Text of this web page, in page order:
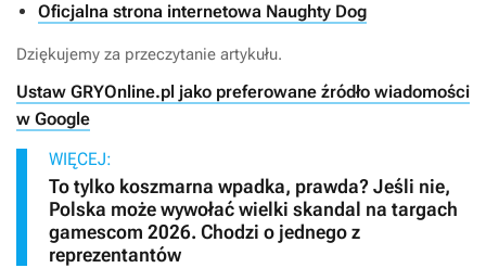
Oficjalna strona internetowa Naughty Dog
Dziękujemy za przeczytanie artykułu.
Ustaw GRYOnline.pl jako preferowane źródło wiadomości
w Google
WIĘCEJ:
To tylko koszmarna wpadka, prawda? Jeśli nie,
Polska może wywołać wielki skandal na targach
gamescom 2026. Chodzi o jednego z
reprezentantów